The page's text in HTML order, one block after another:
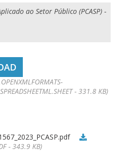
ao Setor Público (PCASP) -
- 331.8 KB)
- 343.9 KB)